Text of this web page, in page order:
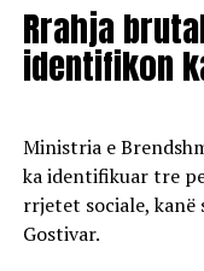
Rrahja
identifikon
Ministria e
ka identifikuar tre
rrjetet sociale, kanë
Gostivar.